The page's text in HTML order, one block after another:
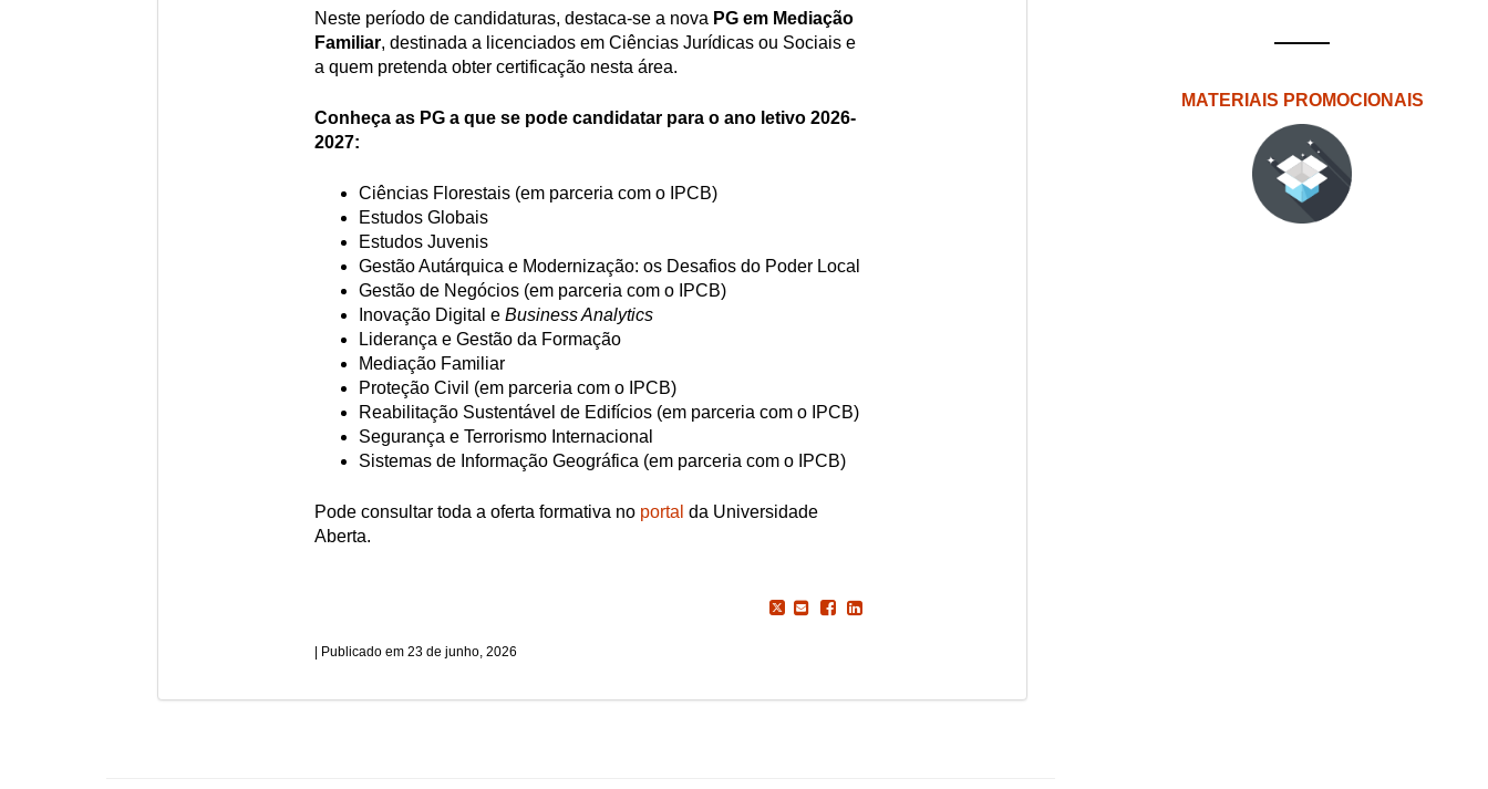
Neste período de candidaturas, destaca-se a nova PG em Mediação
Familiar, destinada a licenciados em Ciências Jurídicas ou Sociais e
a quem pretenda obter certificação nesta área.
Conheça as PG a que se pode candidatar para o ano letivo 2026-
2027:
Ciências Florestais (em parceria com o IPCB)
Estudos Globais
Estudos Juvenis
Gestão Autárquica e Modernização: os Desafios do Poder Local
Gestão de Negócios (em parceria com o IPCB)
Inovação Digital e Business Analytics
Liderança e Gestão da Formação
Mediação Familiar
Proteção Civil (em parceria com o IPCB)
Reabilitação Sustentável de Edifícios (em parceria com o IPCB)
Segurança e Terrorismo Internacional
Sistemas de Informação Geográfica (em parceria com o IPCB)
Pode consultar toda a oferta formativa no portal da Universidade
Aberta.
23 de junho, 2026
MATERIAIS PROMOCIONAIS